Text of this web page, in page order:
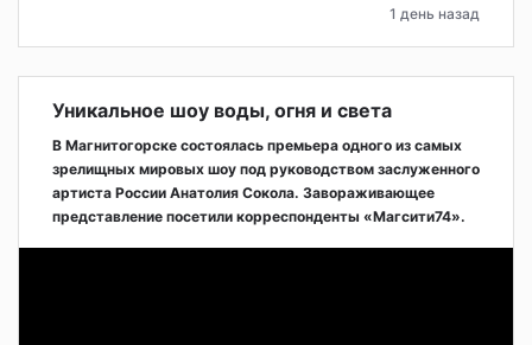
1 день назад
Уникальное шоу воды, огня и света
В Магнитогорске состоялась премьера одного из самых
зрелищных мировых шоу под руководством заслуженного
артиста России Анатолия Сокола. Завораживающее
представление посетили корреспонденты «Магсити74».